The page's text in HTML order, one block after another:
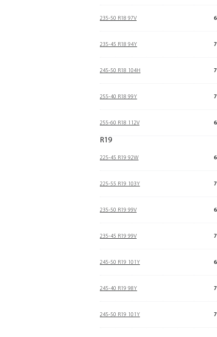
235-50 R18 97V
235-45 R18 94Y
245-50 R18 104H
255-40 R18 99Y
255-60 R18 112V
R19
225-45 R19 92W
225-55 R19 103Y
235-50 R19 99V
235-45 R19 99V
245-50 R19 101Y
245-40 R19 98Y
245-50 R19 101Y